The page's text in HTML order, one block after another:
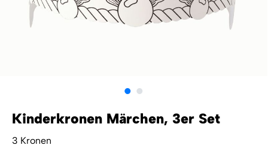
Kinderkronen Märchen, 3er Set
3 Kronen